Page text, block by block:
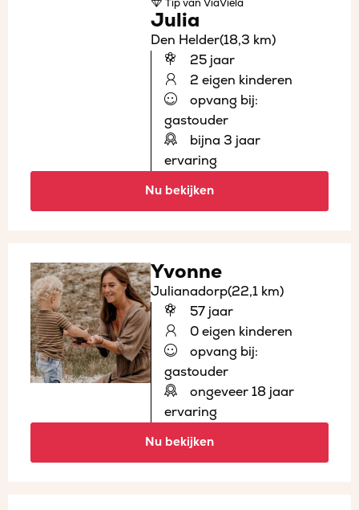
Tipvan ViaViela
Julia
Den Helder(18,3 km)
25 jaar
2 eigen kinderen
opvang bij:
gastouder
bijna 3 jaar
ervaring
Nu bekijken
Yvonne
Julianadorp(22,1 km)
57 jaar
0 eigen kinderen
opvang bij:
gastouder
ongeveer 18 jaar
ervaring
Nu bekijken